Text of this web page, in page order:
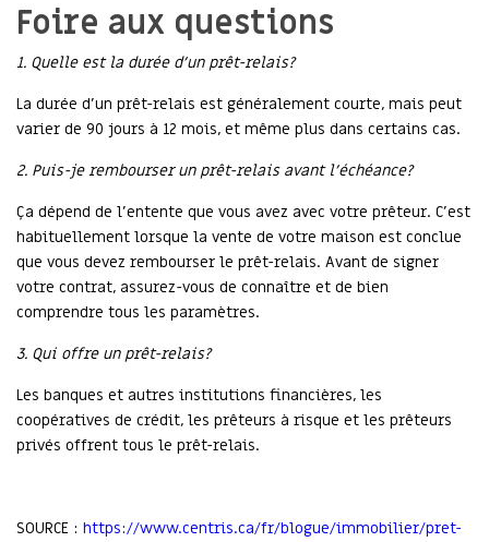
Foire aux questions
1. Quelle est la durée d’un prêt-relais?
La durée d’un prêt-relais est généralement courte, mais peut
varier de 90 jours à 12 mois, et même plus dans certains cas.
2. Puis-je rembourser un prêt-relais avant l’échéance?
Ça dépend de l’entente que vous avez avec votre prêteur. C’est
habituellement lorsque la vente de votre maison est conclue
que vous devez rembourser le prêt-relais. Avant de signer
votre contrat, assurez-vous de connaître et de bien
comprendre tous les paramètres.
3. Qui offre un prêt-relais?
Les banques et autres institutions financières, les
coopératives de crédit, les prêteurs à risque et les prêteurs
privés offrent tous le prêt-relais.
SOURCE : https://www.centris.ca/fr/blogue/immobilier/pret-